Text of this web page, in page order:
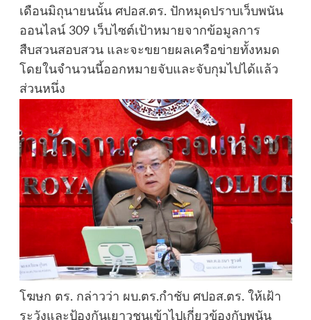
เดือนมิถุนายนนั้น ศปอส.ตร. ปักหมุดปราบเว็บพนัน
ออนไลน์ 309 เว็บไซต์เป้าหมายจากข้อมูลการ
สืบสวนสอบสวน และจะขยายผลเครือข่ายทั้งหมด
โดยในจำนวนนี้ออกหมายจับและจับกุมไปได้แล้ว
ส่วนหนึ่ง
โฆษก ตร. กล่าวว่า ผบ.ตร.กำชับ ศปอส.ตร. ให้เฝ้า
ระวังและป้องกันเยาวชนเข้าไปเกี่ยวข้องกับพนัน